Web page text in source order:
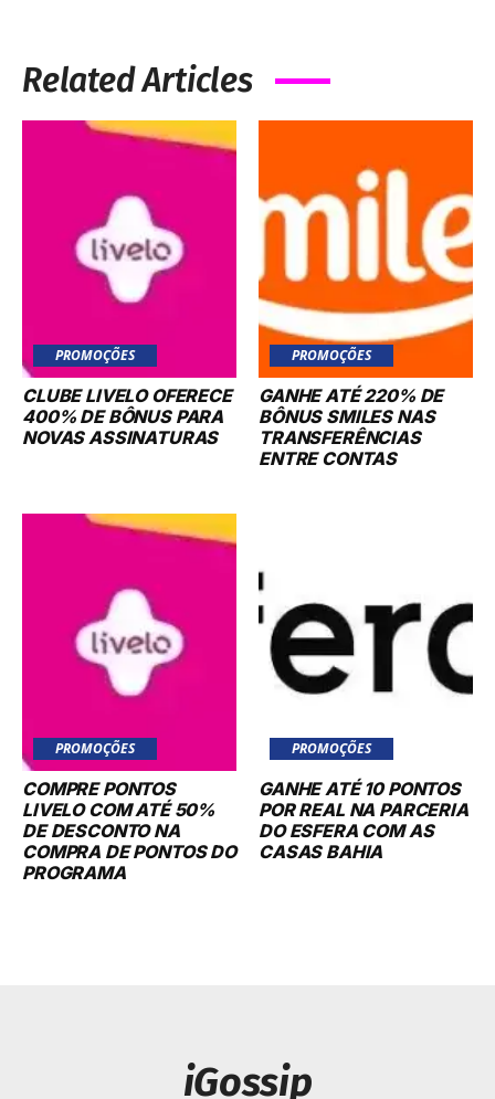
Related Articles
PROMOÇÕES
CLUBE LIVELO OFERECE
400% DE BÔNUS PARA
NOVAS ASSINATURAS
PROMOÇÕES
GANHE ATÉ 220% DE
BÔNUS SMILES NAS
TRANSFERÊNCIAS
ENTRE CONTAS
PROMOÇÕES
COMPRE PONTOS
LIVELO COM ATÉ 50%
DE DESCONTO NA
COMPRA DE PONTOS DO
PROGRAMA
PROMOÇÕES
GANHE ATÉ 10 PONTOS
POR REAL NA PARCERIA
DO ESFERA COM AS
CASAS BAHIA
iGossip